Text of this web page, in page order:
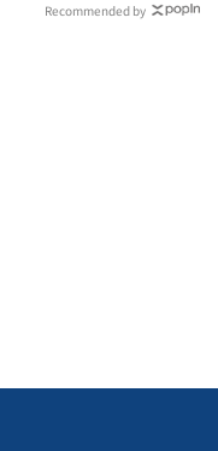
Recommended by